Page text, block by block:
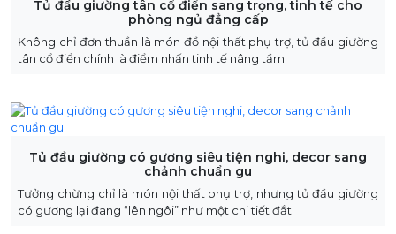
Tủ đầu giường tân cổ điển sang trọng, tinh tế cho
phòng ngủ đẳng cấp
Không chỉ đơn thuần là món đồ nội thất phụ trợ, tủ đầu giường
tân cổ điển chính là điểm nhấn tinh tế nâng tầm
Tủ đầu giường có gương siêu tiện nghi, decor sang
chảnh chuẩn gu
Tưởng chừng chỉ là món nội thất phụ trợ, nhưng tủ đầu giường
có gương lại đang “lên ngôi” như một chi tiết đắt